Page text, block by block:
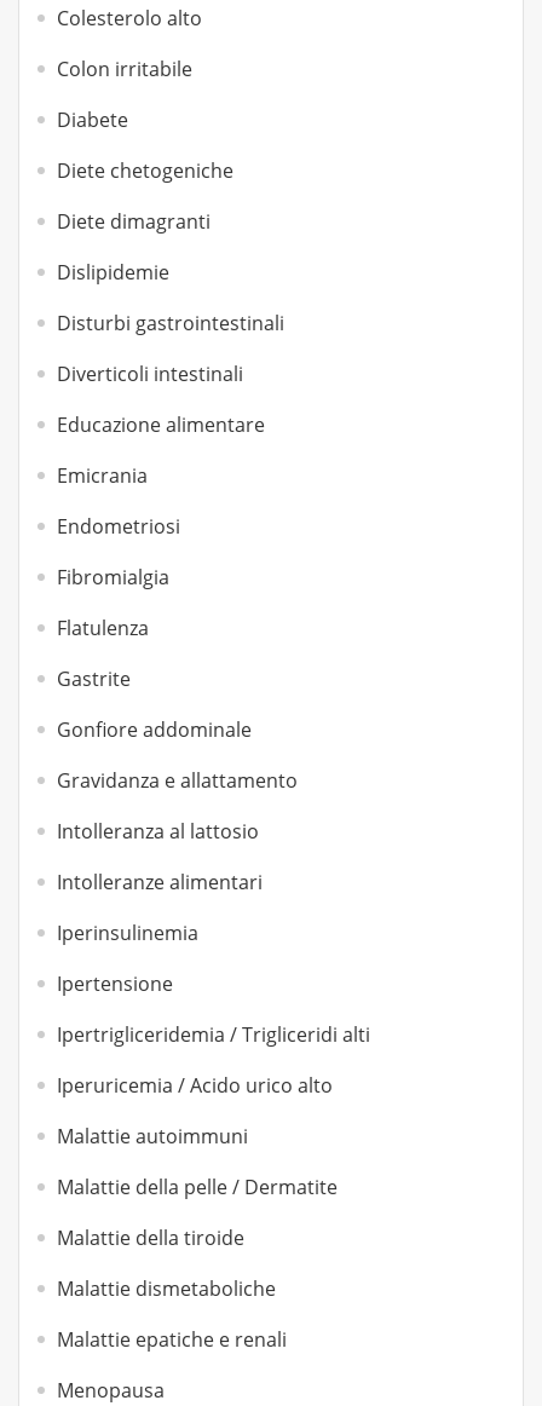
Colesterolo alto
Colon irritabile
Diabete
Diete chetogeniche
Diete dimagranti
Dislipidemie
Disturbi gastrointestinali
Diverticoli intestinali
Educazione alimentare
Emicrania
Endometriosi
Fibromialgia
Flatulenza
Gastrite
Gonfiore addominale
Gravidanza e allattamento
Intolleranza al lattosio
Intolleranze alimentari
Iperinsulinemia
Ipertensione
Ipertrigliceridemia / Trigliceridi alti
Iperuricemia / Acido urico alto
Malattie autoimmuni
Malattie della pelle / Dermatite
Malattie della tiroide
Malattie dismetaboliche
Malattie epatiche e renali
Menopausa